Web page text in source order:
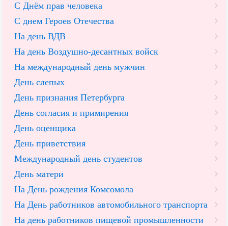
С Днём прав человека
С днем Героев Отечества
На день ВДВ
На день Воздушно-десантных войск
На международный день мужчин
День слепых
День признания Петербурга
День согласия и примирения
День оценщика
День приветствия
Международный день студентов
День матери
На День рождения Комсомола
На День работников автомобильного транспорта
На день работников пищевой промышленности